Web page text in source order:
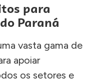
para
Paraná
vasta gama de
apoiar
os setores e